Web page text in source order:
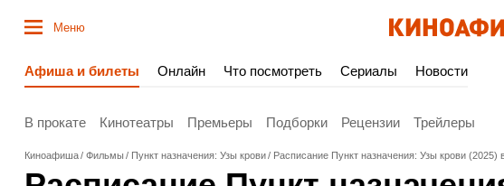
Меню
Афиша и билеты Онлайн Что посмотреть Сериалы Новости
В прокате Кинотеатры Премьеры Подборки Рецензии Трейлеры
Киноафиша Фильмы Пункт назначения: Узы крови Расписание Пункт назначения: Узы крови (2025)